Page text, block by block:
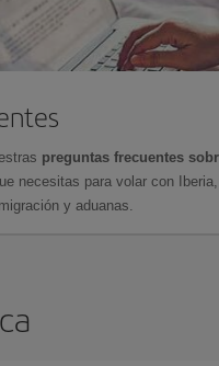
preguntas frecuentes
necesitas para volar con
y aduanas.